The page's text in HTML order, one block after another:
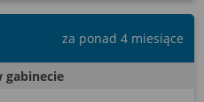
za ponad 4 miesiące
gabinecie
Jeżeli chcesz
przeprowadzić
to możesz tego dokonać